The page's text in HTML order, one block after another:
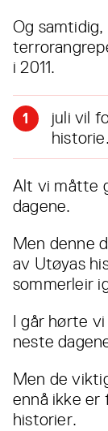
Og
i 2011.
1
juli vil
historie.
Alt vi måtte
dagene.
Men denne
av Utøyas
sommerleir
I går hørte
neste
Men de
ennå ikke er
historier.